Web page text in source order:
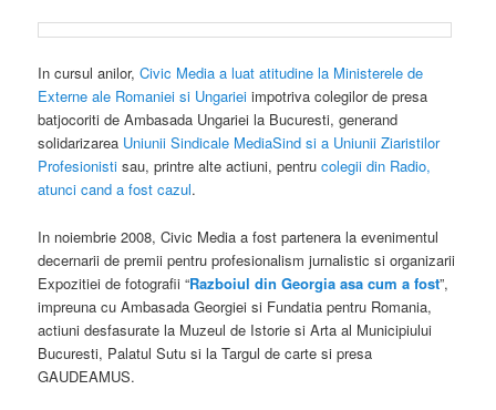
In cursul anilor,Civic Media a luat atitudine la Ministerele de
Externe ale Romaniei si Ungarieiimpotriva colegilor de presa
batjocoriti de Ambasada Ungariei la Bucuresti, generand
solidarizarea Uniunii Sindicale MediaSind si a Uniunii Ziaristilor
Profesionisti sau, printre alte actiuni, pentrucolegii din Radio,
atunci cand a fost cazul.
In noiembrie 2008, Civic Media a fost partenera la evenimentul
decernarii de premii pentru profesionalism jurnalistic si organizarii
Expozitiei de fotografii “Razboiul din Georgia asa cum a fost”,
impreuna cu Ambasada Georgiei si Fundatia pentru Romania,
actiuni desfasurate la Muzeul de Istorie si Arta al Municipiului
Bucuresti, Palatul Sutu si la Targul de carte si presa
GAUDEAMUS.